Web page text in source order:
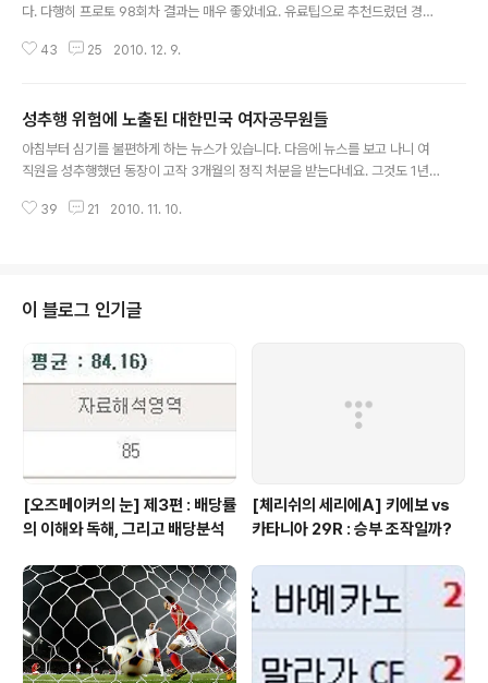
다. 다행히 프로토 98회차 결과는 매우 좋았네요. 유료팁으로 추천드렸던 경기
(브라가를 더 유력하게 봤던 것은 사실입니다) 로마와 첼시 경기는 전날의 인터
우 강하게 추천했던 경기인데 젤손페르난데즈가 빠진 부분의 공백만큼 경기력
대로 들어와 주었습니다. 외부적인 요인을 생각해본다면, 볼로냐는 세금미납으
로 승점을 삭감당한 상황으로 승리수당이라는 것이 반드시 필요했기 때문입니
43 25 2010. 12. 9.
성추행 위험에 노출된 대한민국 여자공무원들
아침부터 심기를 불편하게 하는 뉴스가 있습니다. 다음에 뉴스를 보고 나니 여
직원을 성추행했던 동장이 고작 3개월의 정직 처분을 받는다네요. 그것도 1년
한다느니 이런 헛소리로 겨우 3개월 정직 처분을 한 것을 정당화시키고 있네요.
신원을 공개해서 망신을 주어야 하는데 기득권자들끼리 싸바싸바한건지 조용히
지나가려는 분위기입니다. 네티즌들은 이에 대해 분노를 하고 있지요. (물론 개
39 21 2010. 11. 10.
이 블로그 인기글
[오즈메이커의 눈] 제3편 : 배당률
의 이해와 독해, 그리고 배당분석
[체리쉬의 세리에A] 키에보 vs
카타니아 29R : 승부 조작일까?